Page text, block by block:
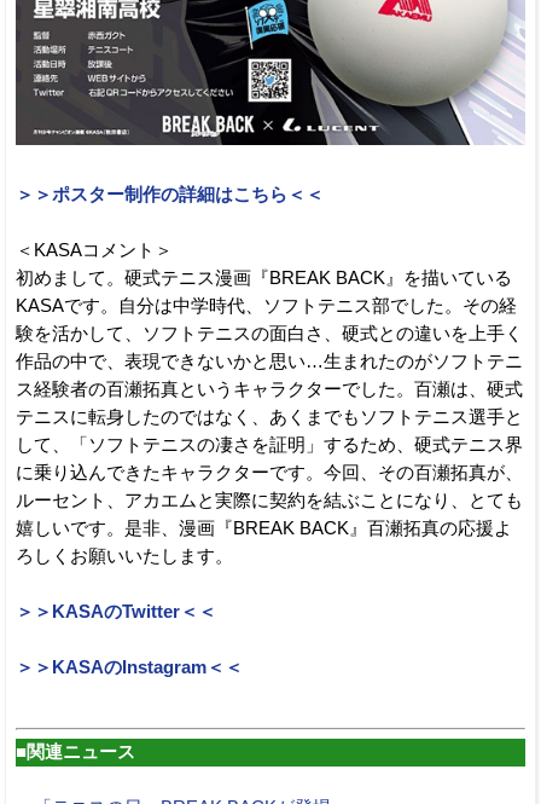
＞＞ポスター制作の詳細はこちら＜＜
＜KASAコメント＞
初めまして。硬式テニス漫画『BREAK BACK』を描いている
KASAです。自分は中学時代、ソフトテニス部でした。その経
験を活かして、ソフトテニスの面白さ、硬式との違いを上手く
作品の中で、表現できないかと思い…生まれたのがソフトテニ
ス経験者の百瀬拓真というキャラクターでした。百瀬は、硬式
テニスに転身したのではなく、あくまでもソフトテニス選手と
して、「ソフトテニスの凄さを証明」するため、硬式テニス界
に乗り込んできたキャラクターです。今回、その百瀬拓真が、
ルーセント、アカエムと実際に契約を結ぶことになり、とても
嬉しいです。是非、漫画『BREAK BACK』百瀬拓真の応援よ
ろしくお願いいたします。
＞＞KASAのTwitter＜＜
＞＞KASAのInstagram＜＜
■関連ニュース